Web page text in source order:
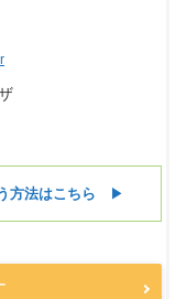
方法はこちら ▶︎